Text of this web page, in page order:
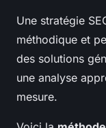
Une stratégie
méthodique et
des solutions
une analyse
mesure.